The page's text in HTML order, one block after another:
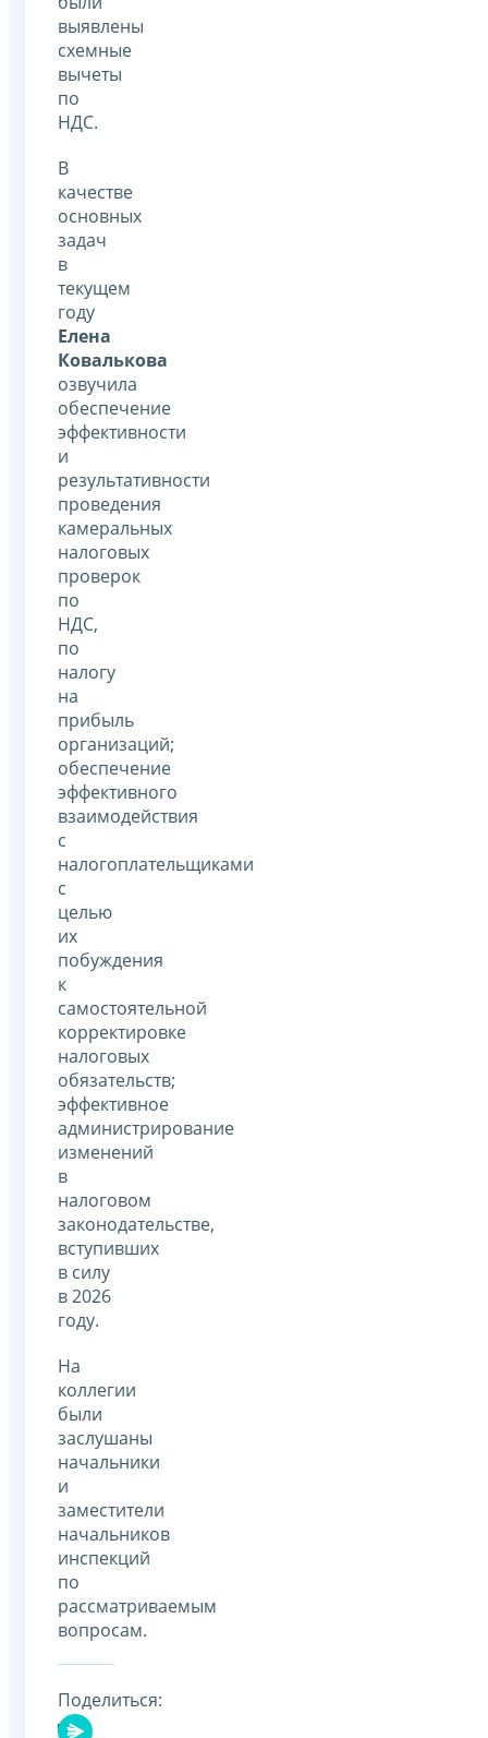
выявлены
схемные
вычеты
по
НДС.
В
качестве
основных
задач
в
текущем
году
Елена
Ковалькова
озвучила
обеспечение
эффективности
и
результативности
проведения
камеральных
налоговых
проверок
по
НДС,
по
налогу
на
прибыль
организаций;
обеспечение
эффективного
взаимодействия
с
налогоплательщиками
с
целью
их
побуждения
к
самостоятельной
корректировке
налоговых
обязательств;
эффективное
администрирование
изменений
в
налоговом
законодательстве,
вступивших
в силу
в 2026
году.
На
коллегии
были
заслушаны
начальники
и
заместители
начальников
инспекций
по
рассматриваемым
вопросам.
Поделиться: